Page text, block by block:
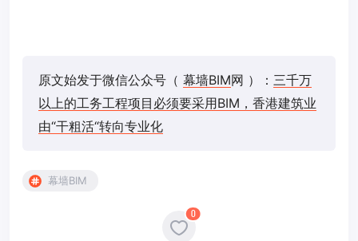
原文始发于微信公众号（ 幕墙BIM网 ）： 三千万
以上的工务工程项目必须要采用BIM，香港建筑业
由“干粗活“转向专业化
幕墙BIM
0